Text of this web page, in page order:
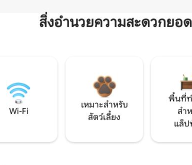
สิ่งอำนวยความสะดวกย
Wi-Fi
เหมาะสำหรับ
สัตว์เลี้ยง
พื้นที่
สำ
แล็ป